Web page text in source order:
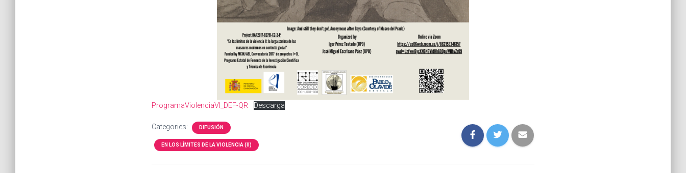
ProgramaViolenciaVI_DEF-QR Descarga
Categories: DIFUSIÓN
EN LOS LÍMITES DE LA VIOLENCIA (II)